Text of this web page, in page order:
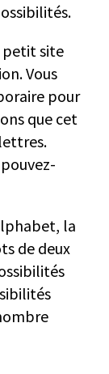
petit site
Vous
pour
que cet
la
de deux